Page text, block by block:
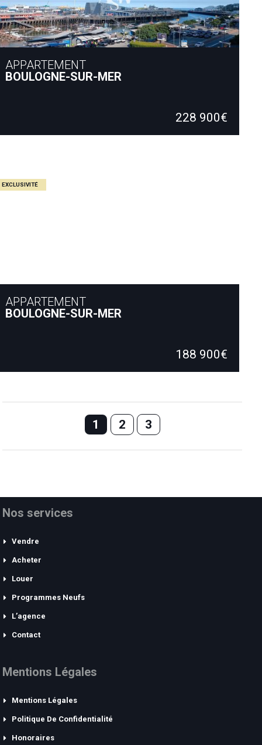
APPARTEMENT
BOULOGNE-SUR-MER
aménagée équipée ouverte sur salon/séjour lumineux avec…
90.00 m² 3 Chambres 1 Salle de bain
228 900€
EXCLUSIVITÉ
APPARTEMENT
BOULOGNE-SUR-MER
aménagée équipée, salon/séjour lumineux avec vue sur…
95.00 m² 3 Chambres 1 Salle de bain
188 900€
1 2 3
Nos services
Vendre
Acheter
Louer
Programmes Neufs
L’agence
Contact
Mentions Légales
Mentions Légales
Politique De Confidentialité
Honoraires